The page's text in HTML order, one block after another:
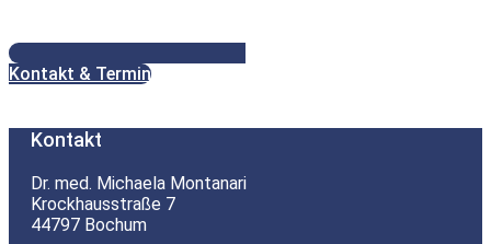
Kontakt & Termin
Kontakt
Dr. med. Michaela Montanari
Krockhausstraße 7
44797 Bochum